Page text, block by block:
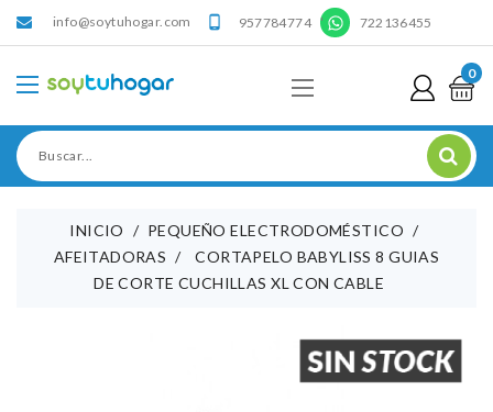
info@soytuhogar.com  957784774 ' 722136455
0
INICIO
PEQUEÑO ELECTRODOMÉSTICO
AFEITADORAS
CORTAPELO BABYLISS 8 GUIAS
DE CORTE CUCHILLAS XL CON CABLE